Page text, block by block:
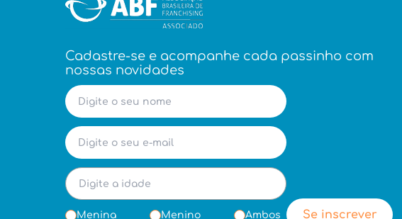
Cadastre-se e acompanhe cada passinho com
nossas novidades
Menina Menino Ambos Se inscrever